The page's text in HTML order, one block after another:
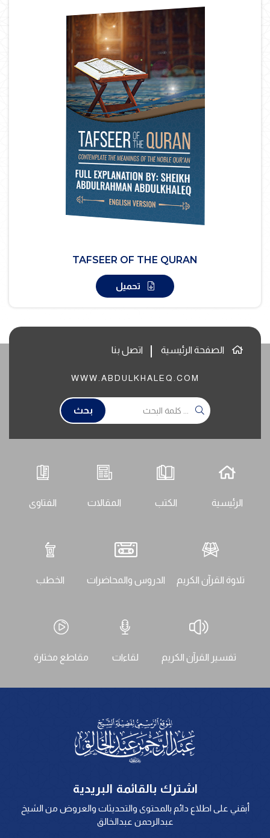
TAFSEER OF THE QURAN
تحميل
الصفحة الرئيسية اتصل بنا
WWW.ABDULKHALEQ.COM
بحث
الرئيسية الكتب المقالات الفتاوى
تلاوة القرآن الكريم الدروس والمحاضرات الخطب
تفسير القرآن الكريم لقاءات مقاطع مختارة
اشترك بالقائمة البريدية
أبقني على اطلاع دائم بالمحتوى والتحديثات والعروض من الشيخ
عبدالرحمن عبدالخالق